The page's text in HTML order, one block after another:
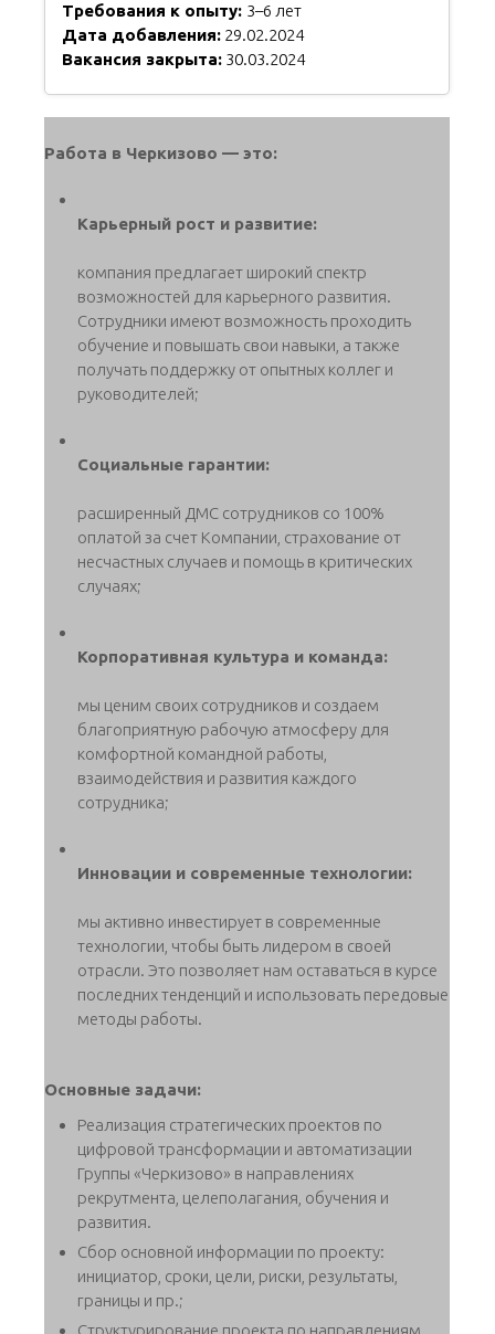
Требования к опыту: 3–6 лет
Дата добавления: 29.02.2024
Вакансия закрыта: 30.03.2024
Работа в Черкизово — это:
Карьерный рост и развитие:
компания предлагает широкий спектр
возможностей для карьерного развития.
Сотрудники имеют возможность проходить
обучение и повышать свои навыки, а также
получать поддержку от опытных коллег и
руководителей;
Социальные гарантии:
расширенный ДМС сотрудников со 100%
оплатой за счет Компании, страхование от
несчастных случаев и помощь в критических
случаях;
Корпоративная культура и команда:
мы ценим своих сотрудников и создаем
благоприятную рабочую атмосферу для
комфортной командной работы,
взаимодействия и развития каждого
сотрудника;
Инновации и современные технологии:
мы активно инвестирует в современные
технологии, чтобы быть лидером в своей
отрасли. Это позволяет нам оставаться в курсе
последних тенденций и использовать передовые
методы работы.
Оcновные задачи:
Реализация стратегических проектов по
цифровой трансформации и автоматизации
Группы «Черкизово» в направлениях
рекрутмента, целеполагания, обучения и
развития.
Сбор основной информации по проекту:
инициатор, сроки, цели, риски, результаты,
границы и пр.;
Структурирование проекта по направлениям